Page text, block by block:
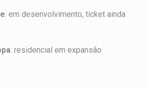
: em desenvolvimento, ticket ainda
: residencial em expansão